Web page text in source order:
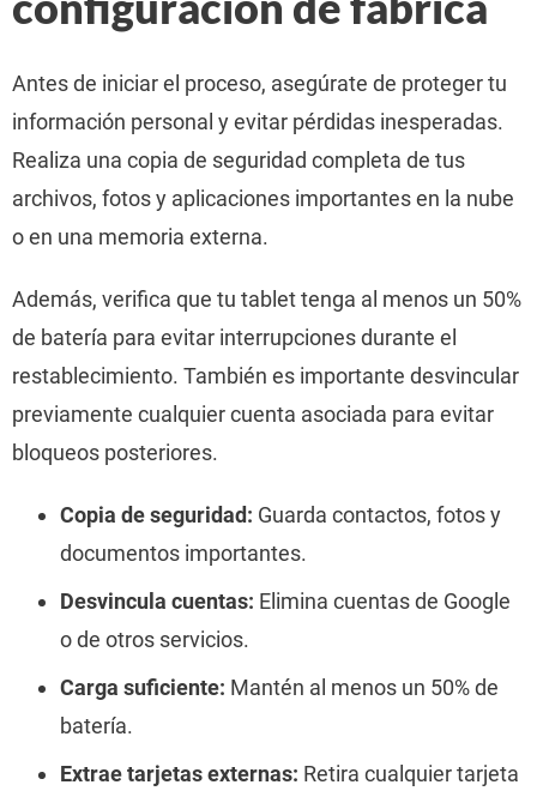
Antes de iniciar el proceso, asegúrate de proteger tu
información personal y evitar pérdidas inesperadas.
Realiza una copia de seguridad completa de tus
archivos, fotos y aplicaciones importantes en la nube
o en una memoria externa.
Además, verifica que tu tablet tenga al menos un 50%
de batería para evitar interrupciones durante el
restablecimiento. También es importante desvincular
previamente cualquier cuenta asociada para evitar
bloqueos posteriores.
Copia de seguridad: Guarda contactos, fotos y
documentos importantes.
Desvincula cuentas: Elimina cuentas de Google
o de otros servicios.
Carga suficiente: Mantén al menos un 50% de
batería.
Extrae tarjetas externas: Retira cualquier tarjeta